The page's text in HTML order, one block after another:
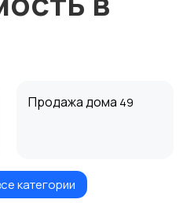
Продажа дома 49
Аренда квартиры
категории